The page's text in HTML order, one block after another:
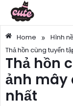
Home » Hình
Thả hồn cùng tuyển
Thả hồn
ảnh mây
nhất